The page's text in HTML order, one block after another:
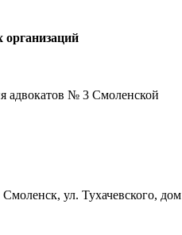
организаций
адвокатов № 3 Смоленской
ул. Тухачевского,